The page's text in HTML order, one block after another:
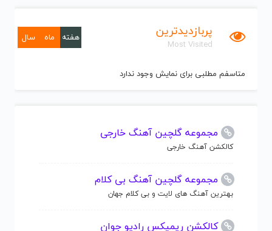
پربازدیدترین
Most Visited
هفته ماه سال
متاسفم مطلبی برای نمایش وجود ندارد
مجموعه گلچین آهنگ خارجی
کالکشن آهنگ خارجی
مجموعه گلچین آهنگ بی کلام
بهترین آهنگ های لایت و بی کلام جهان
کالکشن ریمیکس رادیو جوان